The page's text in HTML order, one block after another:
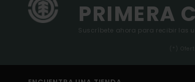
PRIMERA
Suscríbete ahora para recibir las
(*)